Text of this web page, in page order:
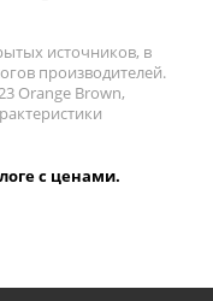
источников, в
производителей.
Orange Brown,
с ценами.